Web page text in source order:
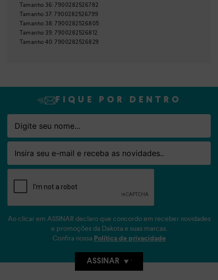
Tamanho 36:7900282526782
Tamanho 37:7900282526799
Tamanho 38:7900282526805
Tamanho 39:7900282526812
Tamanho40:7900282526829
FIQUE POR DENTRO
Nome
Email
Ao clicar em ASSINAR declaro que concordo em receber novidades
e promoções da Dakota e suas marcas.
Confira nossa Política de privacidade
ASSINAR